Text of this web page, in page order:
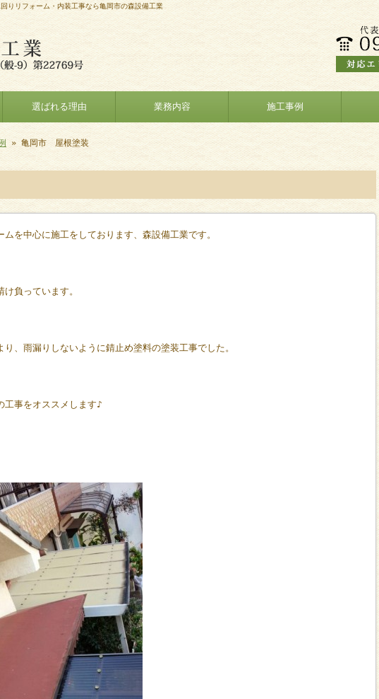
リフォーム・内装工事なら亀岡市の森設備工業
選ばれる理由 業務内容 施工事例
» 亀岡市 屋根塗装
を中心に施工をしております、森設備工業です。
負っています。
、雨漏りしないように錆止め塗料の塗装工事でした。
工事をオススメします♪